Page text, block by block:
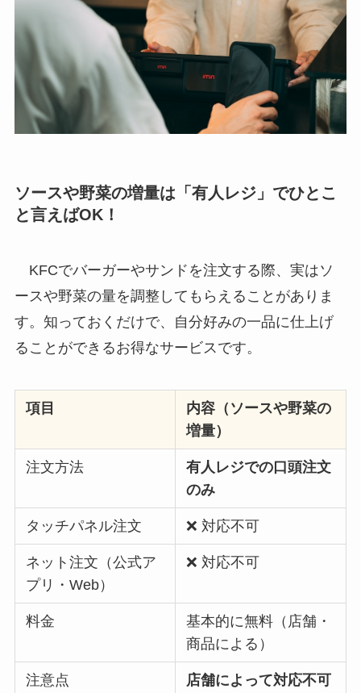
ソースや野菜の増量は「有人レジ」でひとこ
と言えばOK！
KFCでバーガーやサンドを注文する際、実はソ
ースや野菜の量を調整してもらえることがありま
す。知っておくだけで、自分好みの一品に仕上げ
ることができるお得なサービスです。
項目
内容（ソースや野菜の
増量）
注文方法
有人レジでの口頭注文
のみ
タッチパネル注文 ❌ 対応不可
ネット注文（公式ア
プリ・Web）
❌ 対応不可
料金
基本的に無料（店舗・
商品による）
注意点
店舗によって対応不可